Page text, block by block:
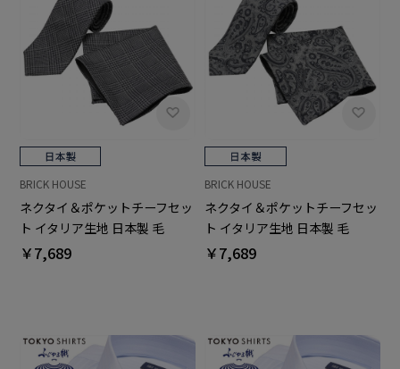
BRICK HOUSE
ネクタイ＆ポケットチーフセッ
ト イタリア生地 日本製 毛
100% カノニコ ビジネス フォ
￥7,689
BRICK HOUSE
ネクタイ＆ポケットチーフセッ
ト イタリア生地 日本製 毛
100% カノニコ ビジネス フォ
￥7,689